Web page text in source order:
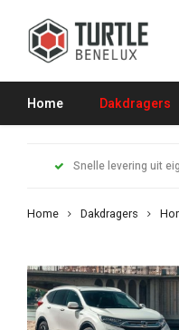
Home Dakdragers
Snelle levering uit
Home Dakdragers